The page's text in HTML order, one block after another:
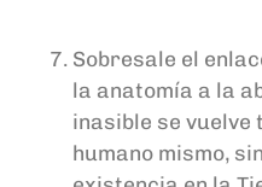
Sobresale el
la anatomía a la
inasible se vuelve
humano mismo,